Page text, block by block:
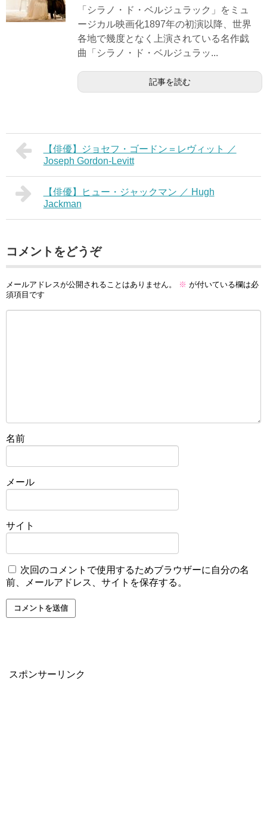
「シラノ・ド・ベルジュラック」をミュ
ージカル映画化1897年の初演以降、世界
各地で幾度となく上演されている名作戯
曲「シラノ・ド・ベルジュラッ...
記事を読む
【俳優】ジョセフ・ゴードン＝レヴィット ／
Joseph Gordon-Levitt
【俳優】ヒュー・ジャックマン ／ Hugh
Jackman
コメントをどうぞ
メールアドレスが公開されることはありません。 ※ が付いている欄は必
須項目です
名前
メール
サイト
次回のコメントで使用するためブラウザーに自分の名
前、メールアドレス、サイトを保存する。
スポンサーリンク